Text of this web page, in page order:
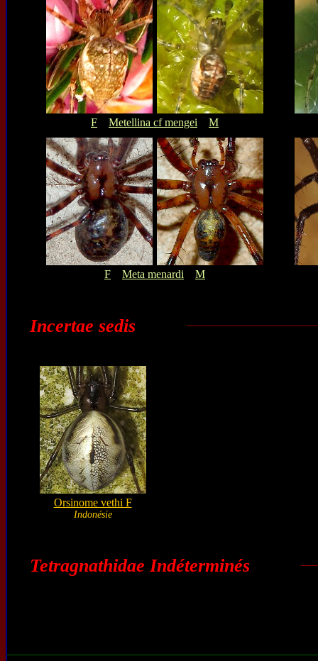
F Metellina cf mengei M
F Meta menardi M
Incertae sedis
Orsinome vethi F
Indonésie
Tetragnathidae Indéterminés